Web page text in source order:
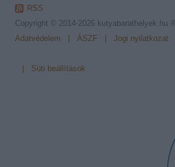
RSS
Copyright © 2014-2026 kutyabarathelyek.hu ®
Adatvédelem
ÁSZF Jogi nyilatkozat
Süti beállítások